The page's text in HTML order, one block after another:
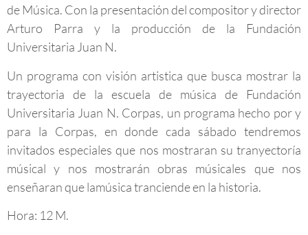
de Música. Con la presentación del compositor y director
Arturo Parra y la producción de la Fundación
Universitaria Juan N.
Un programa con visión artistica que busca mostrar la
trayectoria de la escuela de música de Fundación
Universitaria Juan N. Corpas, un programa hecho por y
para la Corpas, en donde cada sábado tendremos
invitados especiales que nos mostraran su tranyectoría
músical y nos mostrarán obras músicales que nos
enseñaran que lamúsica tranciende en la historia.
Hora: 12 M.